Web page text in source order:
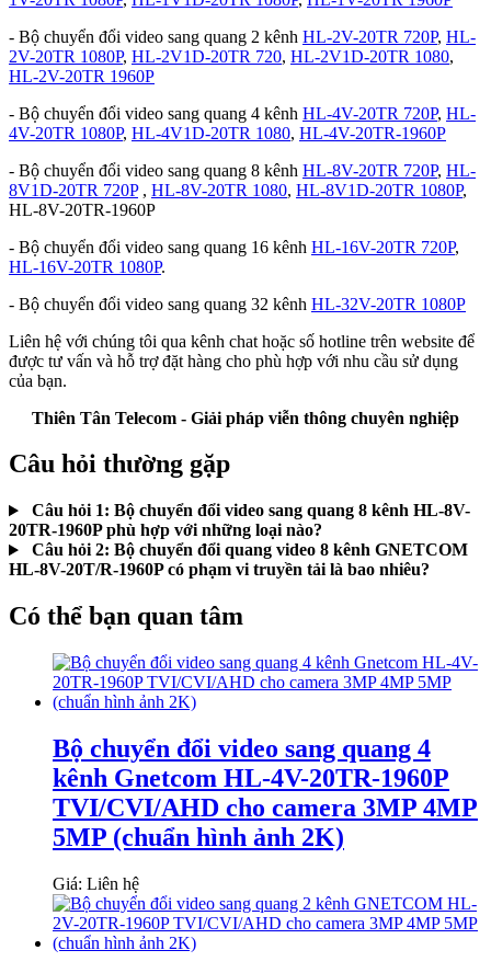
- Bộ chuyển đổi video sang quang 2 kênh HL-2V-20TR 720P, HL-
2V-20TR 1080P, HL-2V1D-20TR 720, HL-2V1D-20TR 1080,
HL-2V-20TR 1960P
- Bộ chuyển đổi video sang quang 4 kênh HL-4V-20TR 720P, HL-
4V-20TR 1080P, HL-4V1D-20TR 1080, HL-4V-20TR-1960P
- Bộ chuyển đổi video sang quang 8 kênh HL-8V-20TR 720P, HL-
8V1D-20TR 720P, HL-8V-20TR 1080, HL-8V1D-20TR 1080P,
HL-8V-20TR-1960P
- Bộ chuyển đổi video sang quang 16 kênh HL-16V-20TR 720P,
HL-16V-20TR 1080P.
- Bộ chuyển đổi video sang quang 32 kênh HL-32V-20TR 1080P
Liên hệ với chúng tôi qua kênh chat hoặc số hotline trên website để
được tư vấn và hỗ trợ đặt hàng cho phù hợp với nhu cầu sử dụng
của bạn.
Thiên Tân Telecom - Giải pháp viễn thông chuyên nghiệp
Câu hỏi thường gặp
Câu hỏi 1: Bộ chuyển đổi video sang quang 8 kênh HL-8V-
20TR-1960P phù hợp với những loại nào?
Câu hỏi 2: Bộ chuyển đổi quang video 8 kênh GNETCOM
HL-8V-20T/R-1960P có phạm vi truyền tải là bao nhiêu?
Có thể bạn quan tâm
Bộ chuyển đổi video sang quang 4
kênh Gnetcom HL-4V-20TR-1960P
TVI/CVI/AHD cho camera 3MP 4MP
5MP (chuẩn hình ảnh 2K)
Giá: Liên hệ